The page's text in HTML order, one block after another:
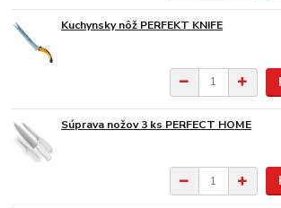
Kuchynsky nôž PERFEKT KNIFE
Súprava nožov 3 ks PERFECT HOME